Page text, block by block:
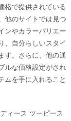
格で提供されている
他のサイトでは見つ
ンやカラーバリエー
、自分らしいスタイ
す。さらに、他の通
ルな価格設定がされ
ムを手に入れること
ィース ツーピース